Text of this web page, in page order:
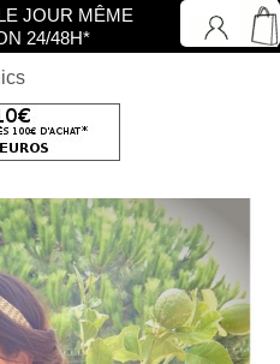
JOUR MÊME
24/48H*